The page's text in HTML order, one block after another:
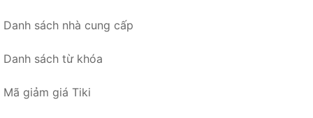
Danh sách nhà cung cấp
Danh sách từ khóa
Mã giảm giá Tiki